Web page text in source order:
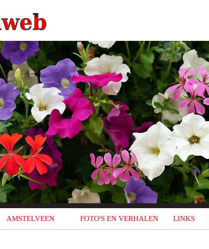
AMSTELVEEN FOTO'S EN VERHALEN LINKS